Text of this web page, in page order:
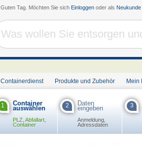
Guten Tag. Möchten Sie sich Einloggen oder als
Containerdienst Produkte und Zubehör Mein
1 Container
auswählen
PLZ, Abfallart,
Container
2 Daten
eingeben
Anmeldung,
Adressdaten
3